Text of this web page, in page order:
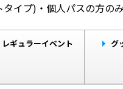
イプ)・個人パスの方のみ
レギュラーイベント グ